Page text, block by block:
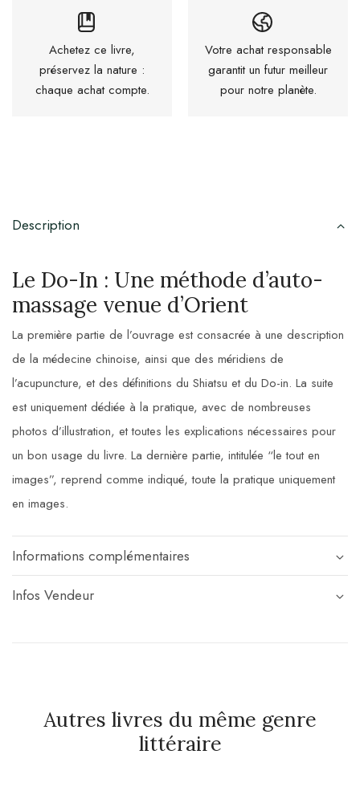
Achetez ce livre,
préservez la nature :
chaque achat compte.
Votre achat responsable
garantit un futur meilleur
pour notre planète.
Description
Le Do-In : Une méthode d’auto-
massage venue d’Orient
La première partie de l’ouvrage est consacrée à une description
de la médecine chinoise, ainsi que des méridiens de
l’acupuncture, et des définitions du Shiatsu et du Do-in. La suite
est uniquement dédiée à la pratique, avec de nombreuses
photos d’illustration, et toutes les explications nécessaires pour
un bon usage du livre. La dernière partie, intitulée “le tout en
images”, reprend comme indiqué, toute la pratique uniquement
en images.
Informations complémentaires
Infos Vendeur
Autres livres du même genre
littéraire